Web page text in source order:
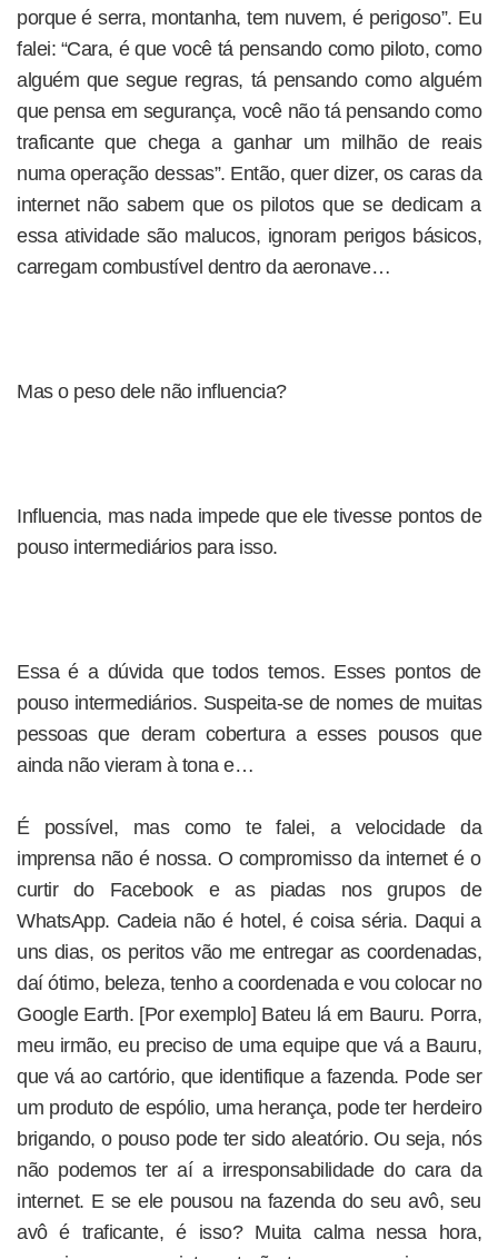
porque é serra, montanha, tem nuvem, é perigoso”. Eu
falei: “Cara, é que você tá pensando como piloto, como
alguém que segue regras, tá pensando como alguém
que pensa em segurança, você não tá pensando como
traficante que chega a ganhar um milhão de reais
numa operação dessas”. Então, quer dizer, os caras da
internet não sabem que os pilotos que se dedicam a
essa atividade são malucos, ignoram perigos básicos,
carregam combustível dentro da aeronave…
Mas o peso dele não influencia?
Influencia, mas nada impede que ele tivesse pontos de
pouso intermediários para isso.
Essa é a dúvida que todos temos. Esses pontos de
pouso intermediários. Suspeita-se de nomes de muitas
pessoas que deram cobertura a esses pousos que
ainda não vieram à tona e…
É possível, mas como te falei, a velocidade da
imprensa não é nossa. O compromisso da internet é o
curtir do Facebook e as piadas nos grupos de
WhatsApp. Cadeia não é hotel, é coisa séria. Daqui a
uns dias, os peritos vão me entregar as coordenadas,
daí ótimo, beleza, tenho a coordenada e vou colocar no
Google Earth. [Por exemplo] Bateu lá em Bauru. Porra,
meu irmão, eu preciso de uma equipe que vá a Bauru,
que vá ao cartório, que identifique a fazenda. Pode ser
um produto de espólio, uma herança, pode ter herdeiro
brigando, o pouso pode ter sido aleatório. Ou seja, nós
não podemos ter aí a irresponsabilidade do cara da
internet. E se ele pousou na fazenda do seu avô, seu
avô é traficante, é isso? Muita calma nessa hora,